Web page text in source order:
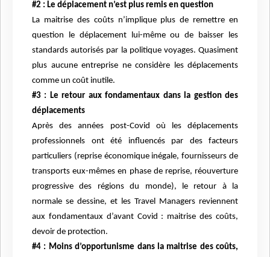
#2 : Le déplacement n’est plus remis en question
La maitrise des coûts n’implique plus de remettre en
question le déplacement lui-même ou de baisser les
standards autorisés par la politique voyages. Quasiment
plus aucune entreprise ne considère les déplacements
comme un coût inutile.
#3 : Le retour aux fondamentaux dans la gestion des
déplacements
Après des années post-Covid où les déplacements
professionnels ont été influencés par des facteurs
particuliers (reprise économique inégale, fournisseurs de
transports eux-mêmes en phase de reprise, réouverture
progressive des régions du monde), le retour à la
normale se dessine, et les Travel Managers reviennent
aux fondamentaux d’avant Covid : maitrise des coûts,
devoir de protection.
#4 : Moins d’opportunisme dans la maitrise des coûts,